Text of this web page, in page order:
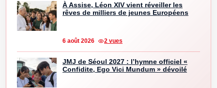
À Assise, Léon XIV vient réveiller les
rêves de milliers de jeunes Européens
6 août 2026 2 vues
JMJ de Séoul 2027 : l’hymne officiel «
Confidite, Ego Vici Mundum » dévoilé